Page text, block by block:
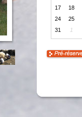
17
18
24
25
31
1